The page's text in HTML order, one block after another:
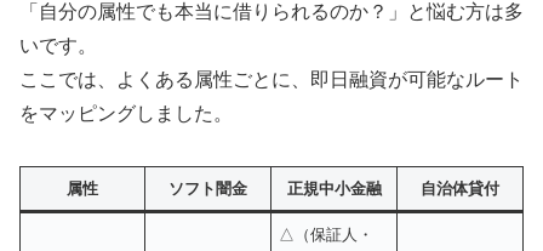
「自分の属性でも本当に借りられるのか？」と悩む方は多
いです。
ここでは、よくある属性ごとに、即日融資が可能なルート
をマッピングしました。
属性 ソフト闇金 正規中小金融 自治体貸付
△（保証人・